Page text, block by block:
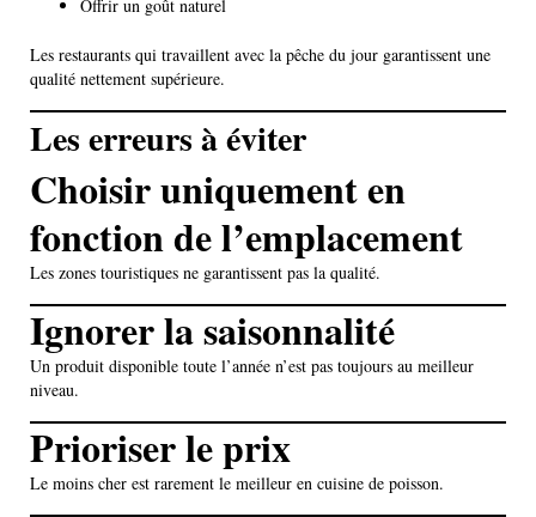
Offrir un goût naturel
Les restaurants qui travaillent avec la pêche du jour garantissent une
qualité nettement supérieure.
Les erreurs à éviter
Choisir uniquement en
fonction de l’emplacement
Les zones touristiques ne garantissent pas la qualité.
Ignorer la saisonnalité
Un produit disponible toute l’année n’est pas toujours au meilleur
niveau.
Prioriser le prix
Le moins cher est rarement le meilleur en cuisine de poisson.